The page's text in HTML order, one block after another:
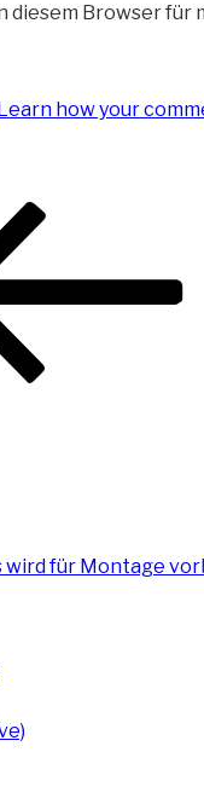
diesem Browser
how your
wird für Montage